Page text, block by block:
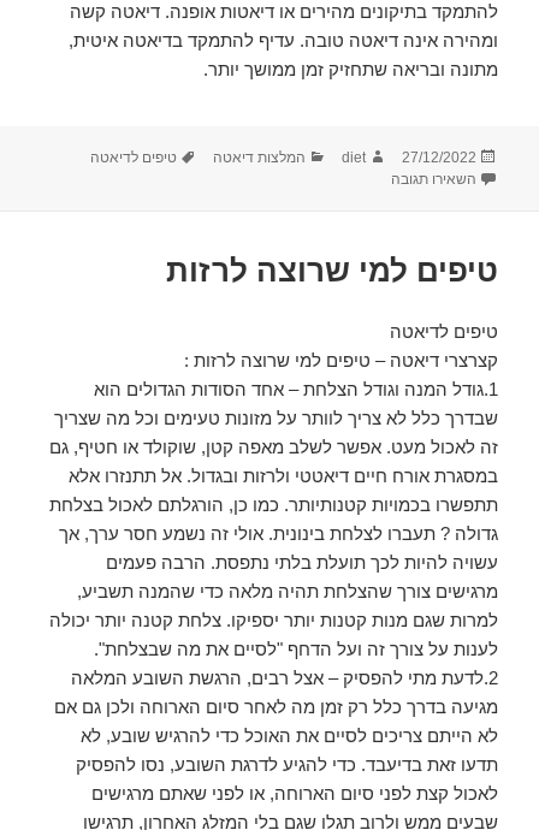
להתמקד בתיקונים מהירים או דיאטות אופנה. דיאטה קשה
ומהירה אינה דיאטה טובה. עדיף להתמקד בדיאטה איטית,
מתונה ובריאה שתחזיק זמן ממושך יותר.
פורסם
בתאריך
27/12/2022 מחבר
diet קטגוריות
המלצות דיאטה תגיות
טיפים לדיאטה
השאירו תגובה
טיפים למי שרוצה לרזות
טיפים לדיאטה
קצרצרי דיאטה – טיפים למי שרוצה לרזות :
1.גודל המנה וגודל הצלחת – אחד הסודות הגדולים הוא
שבדרך כלל לא צריך לוותר על מזונות טעימים וכל מה שצריך
זה לאכול מעט. אפשר לשלב מאפה קטן, שוקולד או חטיף, גם
במסגרת אורח חיים דיאטטי ולרזות ובגדול. אל תתנזרו אלא
תתפשרו בכמויות קטנותיותר. כמו כן, הורגלתם לאכול בצלחת
גדולה ? תעברו לצלחת בינונית. אולי זה נשמע חסר ערך, אך
עשויה להיות לכך תועלת בלתי נתפסת. הרבה פעמים
מרגישים צורך שהצלחת תהיה מלאה כדי שהמנה תשביע,
למרות שגם מנות קטנות יותר יספיקו. צלחת קטנה יותר יכולה
לענות על צורך זה ועל הדחף "לסיים את מה שבצלחת".
2.לדעת מתי להפסיק – אצל רבים, הרגשת השובע המלאה
מגיעה בדרך כלל רק זמן מה לאחר סיום הארוחה ולכן גם אם
לא הייתם צריכים לסיים את האוכל כדי להרגיש שובע, לא
תדעו זאת בדיעבד. כדי להגיע לדרגת השובע, נסו להפסיק
לאכול קצת לפני סיום הארוחה, או לפני שאתם מרגישים
שבעים ממש ולרוב תגלו שגם בלי המזלג האחרון, תרגישו